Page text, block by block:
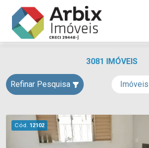
3081 IMÓVEIS
Refinar Pesquisa
Cód. 12102